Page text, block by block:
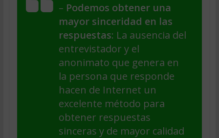
– Podemos obtener una
mayor sinceridad en las
respuestas: La ausencia del
entrevistador y el
anonimato que genera en
la persona que responde
hacen de Internet un
excelente método para
obtener respuestas
sinceras y de mayor calidad